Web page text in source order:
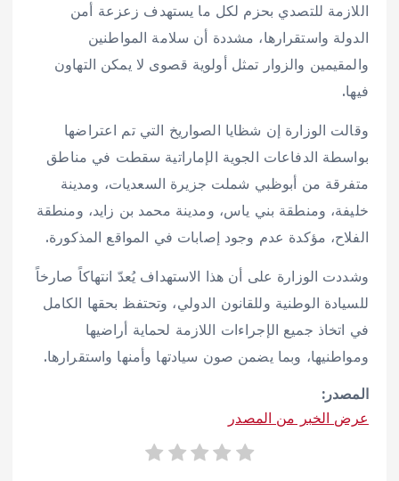
اللازمة للتصدي بحزم لكل ما يستهدف زعزعة أمن
الدولة واستقرارها، مشددة أن سلامة المواطنين
والمقيمين والزوار تمثل أولوية قصوى لا يمكن التهاون
فيها.
وقالت الوزارة إن شظايا الصواريخ التي تم اعتراضها
بواسطة الدفاعات الجوية الإماراتية سقطت في مناطق
متفرقة من أبوظبي شملت جزيرة السعديات، ومدينة
خليفة، ومنطقة بني ياس، ومدينة محمد بن زايد، ومنطقة
الفلاح، مؤكدة عدم وجود إصابات في المواقع المذكورة.
وشددت الوزارة على أن هذا الاستهداف يُعدّ انتهاكاً صارخاً
للسيادة الوطنية وللقانون الدولي، وتحتفظ بحقها الكامل
في اتخاذ جميع الإجراءات اللازمة لحماية أراضيها
ومواطنيها، وبما يضمن صون سيادتها وأمنها واستقرارها.
المصدر:
عرض الخبر من المصدر